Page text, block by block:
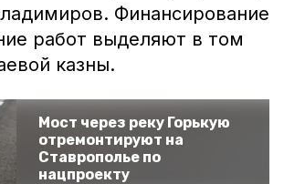
Финансирование
работ выделяют в том
казны.
Мост через реку Горькую
отремонтируют на
Ставрополье по
нацпроекту